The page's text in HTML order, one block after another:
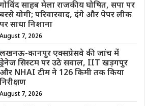
गोविंद साहब मेला राजकीय घोषित, सपा पर
बरसे योगी; परिवारवाद, दंगे और पेपर लीक
पर साधा निशाना
August 7, 2026
कानपुर एक्सप्रेसवे की जांच में
सिस्टम पर उठे सवाल, IIT खड़गपुर
NHAI टीम ने 126 किमी तक किया
August 7, 2026